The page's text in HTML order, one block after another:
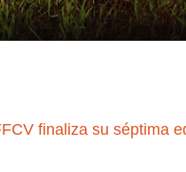
finaliza su séptima